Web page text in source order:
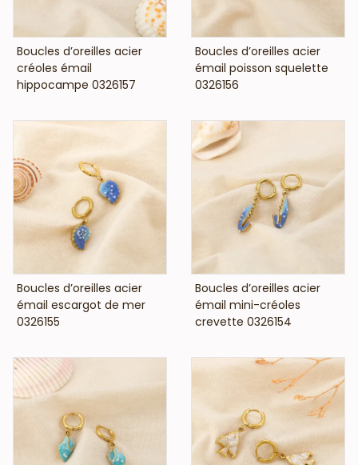
VOIR LE PRIX
Boucles d’oreilles acier
créoles émail
hippocampe 0326157
VOIR LE PRIX
Boucles d’oreilles acier
émail poisson squelette
0326156
VOIR LE PRIX
Boucles d’oreilles acier
émail escargot de mer
0326155
VOIR LE PRIX
Boucles d’oreilles acier
émail mini-créoles
crevette 0326154